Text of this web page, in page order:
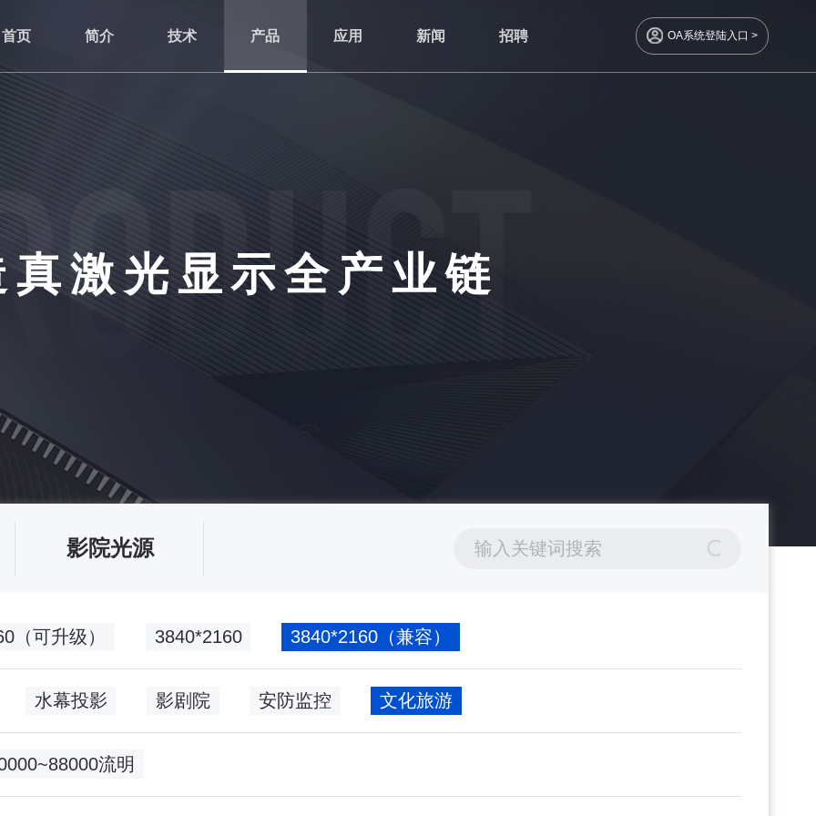
首页 简介 技术 产品 应用 新闻 招聘 OA系统登陆入口 >
真激光显示全产业链
影院光源
（可升级） 3840*2160 3840*2160（兼容）
水幕投影 影剧院 安防监控 文化旅游
流明